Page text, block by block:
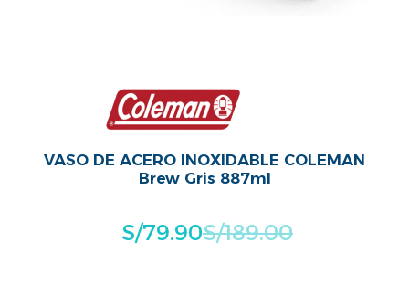
VASO DE ACERO INOXIDABLE COLEMAN
Brew Gris 887ml
S/189.00
S/79.90